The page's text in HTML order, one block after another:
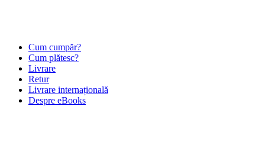
Cum cumpăr?
Cum plătesc?
Livrare
Retur
Livrare internațională
Despre eBooks